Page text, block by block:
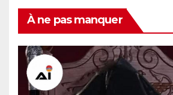
À ne pas manquer